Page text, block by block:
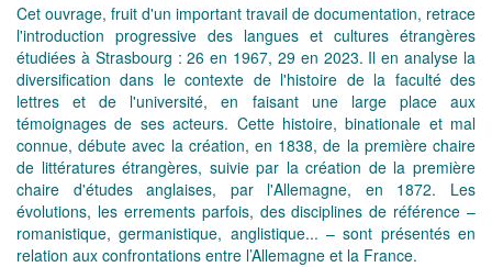
Cet ouvrage, fruit d'un important travail de documentation, retrace
l'introduction progressive des langues et cultures étrangères
étudiées à Strasbourg : 26 en 1967, 29 en 2023. Il en analyse la
diversification dans le contexte de l'histoire de la faculté des
lettres et de l'université, en faisant une large place aux
témoignages de ses acteurs. Cette histoire, binationale et mal
connue, débute avec la création, en 1838, de la première chaire
de littératures étrangères, suivie par la création de la première
chaire d'études anglaises, par l'Allemagne, en 1872. Les
évolutions, les errements parfois, des disciplines de référence –
romanistique, germanistique, anglistique... – sont présentés en
relation aux confrontations entre l’Allemagne et la France.